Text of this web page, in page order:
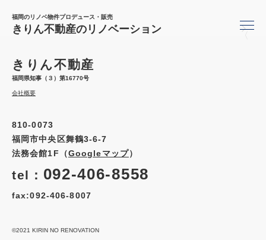
福岡のリノベ物件プロデュース・販売
きりん不動産のリノベーション
きりん不動産
福岡県知事（３）第16770号
会社概要
810-0073
福岡市中央区舞鶴3-6-7
法務会館1F（Googleマップ）
tel： 092-406-8558
fax:092-406-8007
©2021 KIRIN NO RENOVATION